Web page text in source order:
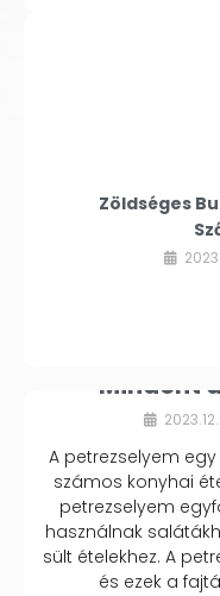
Zöldséges
Mindent
A petrezselyem
számos konyhai
petrezselyem
használnak
sült ételekhez. A
és ezek a